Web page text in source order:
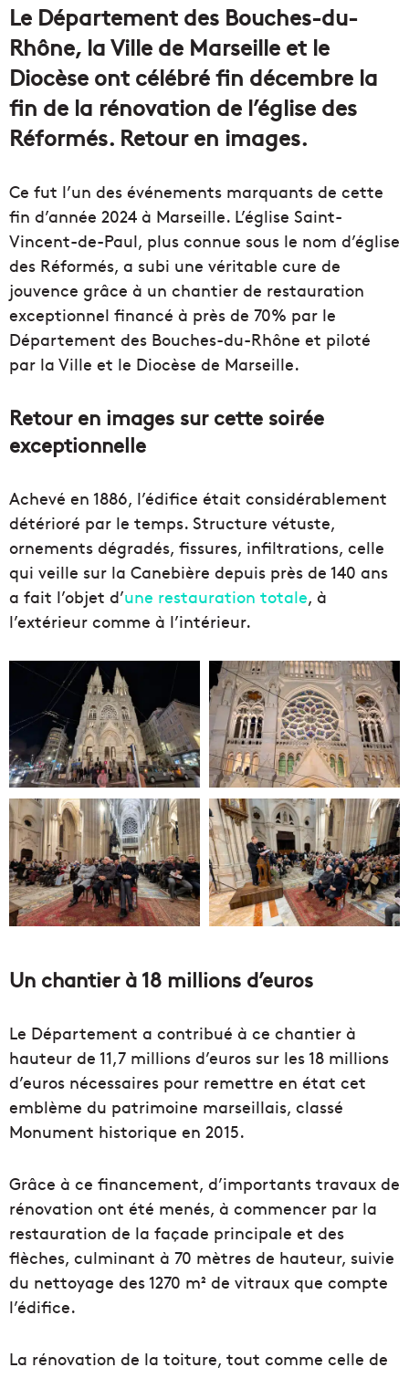
Le Département des Bouches-du-
Rhône, la Ville de Marseille et le
Diocèse ont célébré fin décembre la
fin de la rénovation de l’église des
Réformés. Retour en images.
Ce fut l’un des événements marquants de cette
fin d’année 2024 à Marseille. L’église Saint-
Vincent-de-Paul, plus connue sous le nom d’église
des Réformés, a subi une véritable cure de
jouvence grâce à un chantier de restauration
exceptionnel financé à près de 70% par le
Département des Bouches-du-Rhône et piloté
par la Ville et le Diocèse de Marseille.
Retour en images sur cette soirée
exceptionnelle
Achevé en 1886, l’édifice était considérablement
détérioré par le temps. Structure vétuste,
ornements dégradés, fissures, infiltrations, celle
qui veille sur la Canebière depuis près de 140 ans
a fait l’objet d’une restauration totale, à
l’extérieur comme à l’intérieur.
Un chantier à 18 millions d’euros
Le Département a contribué à ce chantier à
hauteur de 11,7 millions d’euros sur les 18 millions
d’euros nécessaires pour remettre en état cet
emblème du patrimoine marseillais, classé
Monument historique en 2015.
Grâce à ce financement, d’importants travaux de
rénovation ont été menés, à commencer par la
restauration de la façade principale et des
flèches, culminant à 70 mètres de hauteur, suivie
du nettoyage des 1270 m² de vitraux que compte
l’édifice.
La rénovation de la toiture, tout comme celle de